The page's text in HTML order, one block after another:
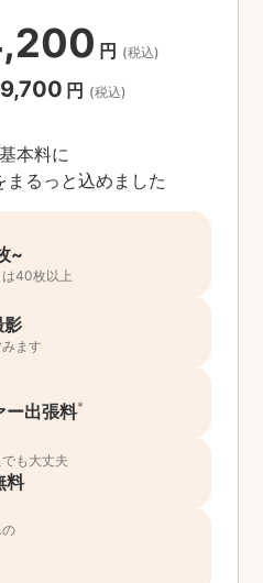
円 (税込)
円 (税込)
本料に
るっと込めました
~
40枚以上
影
ます
ー出張料*
も大丈夫
料